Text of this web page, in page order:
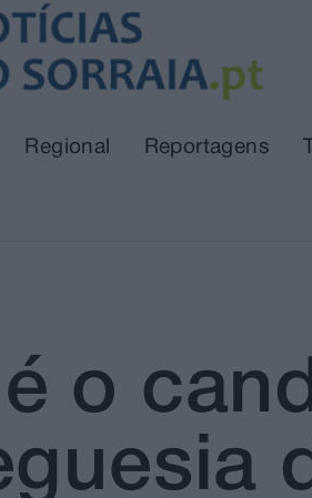
Regional Reportagens
o